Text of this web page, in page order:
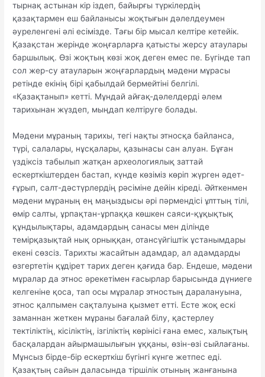
тырнақ астынан кір іздеп, байырғы түркілердің
қазақтармен еш байланысы жоқтығын дәлелдеумен
әуреленгені әлі есімізде. Тағы бір мысал келтіре кетейік.
Қазақстан жерінде жоңғарларға қатысты жерсу атаулары
баршылық. Өзі жоқтың көзі жоқ деген емес пе. Бүгінде тап
сол жер-су атауларын жоңғарлардың мәдени мұрасы
ретінде екінің бірі қабылдай бермейтіні белгілі.
«Қазақтанып» кетті. Мұндай айғақ-дәлелдерді әлем
тарихынан жүздеп, мыңдап келтіруге болады.
Мәдени мұраның тарихы, тегі нақты этносқа байланса,
түрі, салалары, нұсқалары, қазынасы сан алуан. Бұған
үздіксіз табылып жатқан археологиялық заттай
ескерткіштерден бастап, күнде көзіміз көріп жүрген әдет-
ғұрып, салт-дәстүрлердің рәсіміне дейін кіреді. Әйткенмен
мәдени мұраның ең маңыздысы әрі пәрмендісі ұлттың тілі,
өмір салты, ұрпақтан-ұрпаққа көшкен саяси-құқықтық
құндылықтары, адамдардың санасы мен ділінде
темірқазықтай нық орныққан, отансүйгіштік ұстанымдары
екені сөзсіз. Тарихты жасайтын адамдар, ал адамдарды
өзгертетін құдірет тарих деген қағида бар. Ендеше, мәдени
мұралар да этнос әрекетімен ғасырлар барысында дүниеге
келгеніне қоса, тап осы мұралар этностың даралануына,
этнос қалпымен сақталуына қызмет етті. Есте жоқ ескі
заманнан жеткен мұраны бағалай білу, қастерлеу
тектіліктің, кісіліктің, ізгіліктің көрінісі ғана емес, халықтың
басқалардан айырмашылығын ұққаны, өзін-өзі сыйлағаны.
Мұнсыз бірде-бір ескерткіш бүгінгі күнге жетпес еді.
Қазақтың сайын даласында тіршілік отының жанғанына